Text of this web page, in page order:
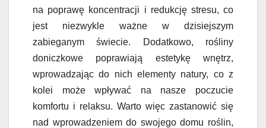
na poprawę koncentracji i redukcję stresu, co
jest niezwykle ważne w dzisiejszym
zabieganym świecie. Dodatkowo, rośliny
doniczkowe poprawiają estetykę wnętrz,
wprowadzając do nich elementy natury, co z
kolei może wpływać na nasze poczucie
komfortu i relaksu. Warto więc zastanowić się
nad wprowadzeniem do swojego domu roślin,